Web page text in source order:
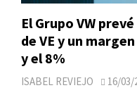
El Grupo VW
de VE y un
y el 8%
ISABEL REVIEJO 16/03/